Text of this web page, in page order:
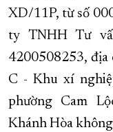
XD/11P, từ số
ty TNHH Tư
4200508253, địa
C - Khu xí
phường Cam
Khánh Hòa